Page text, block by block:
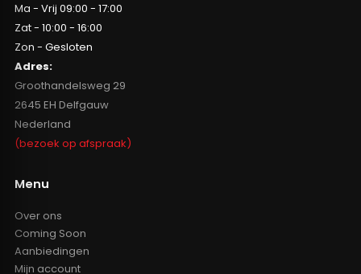
Ma - Vrij 09:00 - 17:00
Zat - 10:00 - 16:00
Zon - Gesloten
Adres:
Groothandelsweg 29
2645 EH Delfgauw
Nederland
(bezoek op afspraak)
Menu
Over ons
Coming Soon
Aanbiedingen
Mijn account